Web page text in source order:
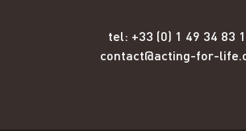
tel: +33 (0) 1 49 34 83
contact@acting-for-